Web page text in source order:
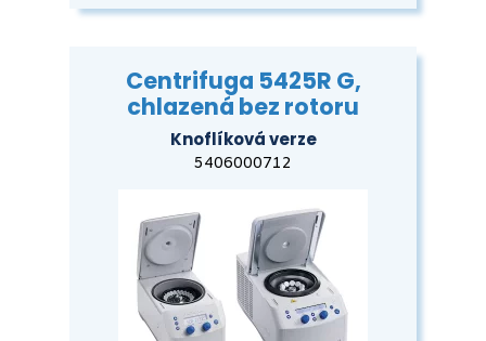
Centrifuga 5425R G,
chlazená bez rotoru
Knoflíková verze
5406000712